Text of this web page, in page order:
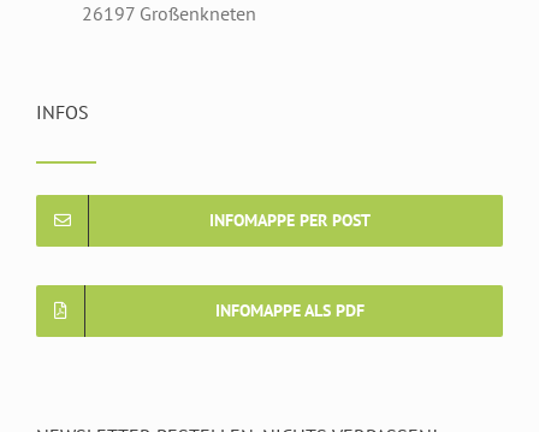
26197 Großenkneten
INFOS
INFOMAPPE PER POST
INFOMAPPE ALS PDF